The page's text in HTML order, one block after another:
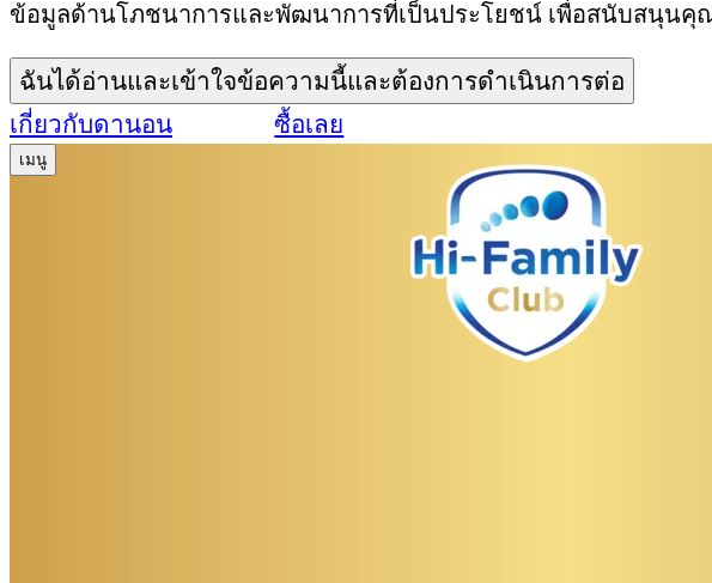
ข้อมูลด้านโภชนาการและพัฒนาการที่เป็นประโยชน์ เพื่อสนับสนุน
ฉันได้อ่านและเข้าใจข้อความนี้และต้องการดำเนินการต่อ
เกี่ยวกับดานอน
ซื้อเลย
เมนู